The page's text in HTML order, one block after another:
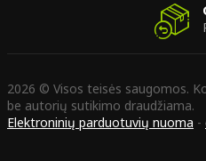
2026 © Visos teisės saugomos.
be autorių sutikimo draudžiama.
Elektroninių parduotuvių nuoma -